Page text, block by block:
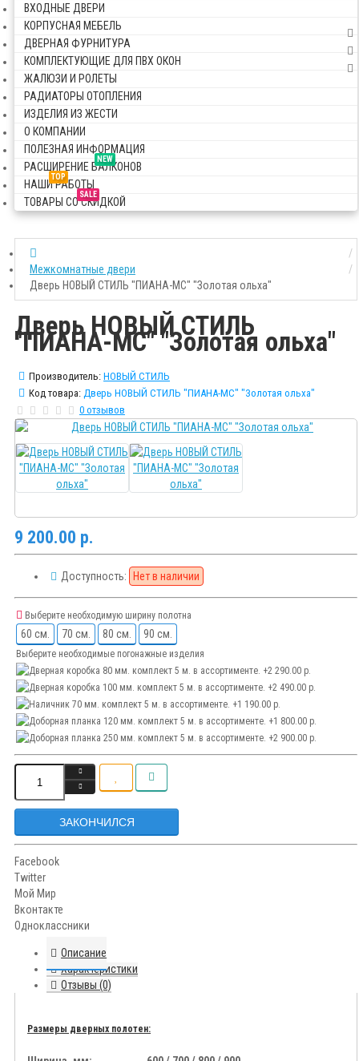
ВХОДНЫЕ ДВЕРИ
КОРПУСНАЯ МЕБЕЛЬ
ДВЕРНАЯ ФУРНИТУРА
КОМПЛЕКТУЮЩИЕ ДЛЯ ПВХ ОКОН
ЖАЛЮЗИ И РОЛЕТЫ
РАДИАТОРЫ ОТОПЛЕНИЯ
ИЗДЕЛИЯ ИЗ ЖЕСТИ
О КОМПАНИИ
ПОЛЕЗНАЯ ИНФОРМАЦИЯ
NEW
РАСШИРЕНИЕ БАЛКОНОВ
TOP
НАШИ РАБОТЫ
SALE
ТОВАРЫ СО СКИДКОЙ
Межкомнатные двери
Дверь НОВЫЙ СТИЛЬ "ПИАНА-МС" "Золотая ольха"
Дверь НОВЫЙ СТИЛЬ
"ПИАНА-МС" "Золотая ольха"
Производитель: НОВЫЙ СТИЛЬ
Код товара: Дверь НОВЫЙ СТИЛЬ "ПИАНА-МС" "Золотая ольха"
0 отзывов
9 200.00 р.
Доступность: Нет в наличии
Выберите необходимую ширину полотна
60 см. 70 см. 80 см. 90 см.
Выберите необходимые погонажные изделия
ЗАКОНЧИЛСЯ
Facebook
Twitter
Мой Мир
Вконтакте
Одноклассники
Описание
Характеристики
Отзывы (0)
Размеры дверных полотен: